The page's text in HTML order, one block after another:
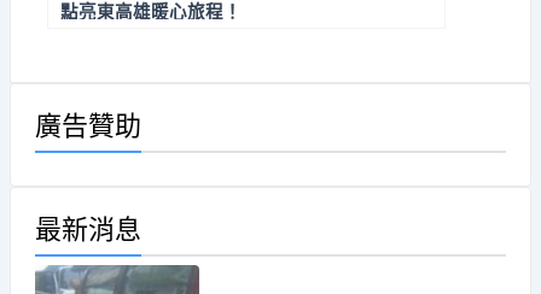
點亮東高雄暖心旅程！
廣告贊助
最新消息